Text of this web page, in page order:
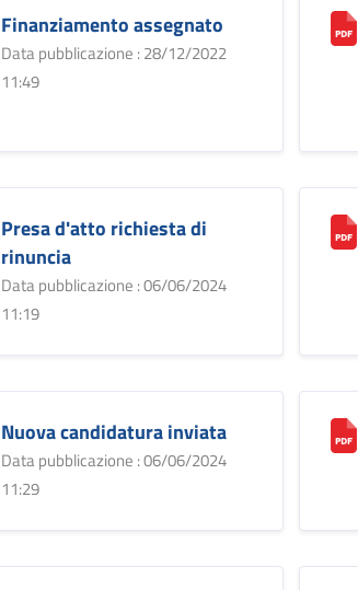
Finanziamento assegnato
Data pubblicazione : 28/12/2022
11:49
Presa d'atto richiesta di
rinuncia
Data pubblicazione : 06/06/2024
11:19
Nuova candidatura inviata
Data pubblicazione : 06/06/2024
11:29